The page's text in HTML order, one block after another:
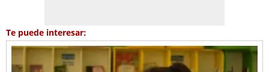
Te puede interesar: